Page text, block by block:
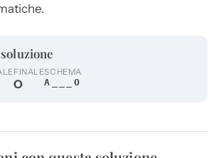
FINALE
O
SCHEMA
A___O